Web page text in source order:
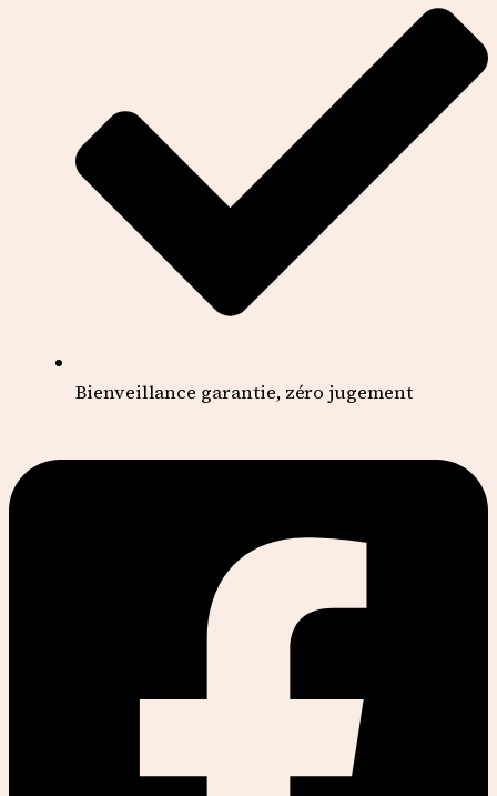
Bienveillance garantie, zéro jugement